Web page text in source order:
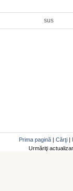
sus
Prima pagină| Cărţi|
Urmăriţi